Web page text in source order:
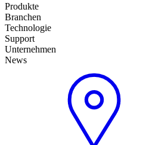
Produkte
Branchen
Technologie
Support
Unternehmen
News